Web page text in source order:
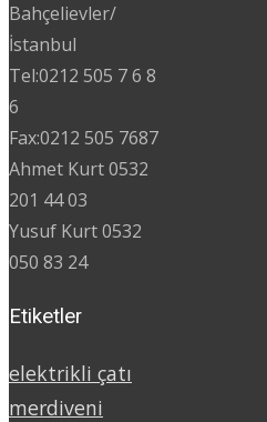
Bahçelievler/
İstanbul
Tel:0212 505 7 6 8
6
Fax:0212 505 7687
Ahmet Kurt 0532
201 44 03
Yusuf Kurt 0532
050 83 24
Etiketler
elektrikli çatı
merdiveni